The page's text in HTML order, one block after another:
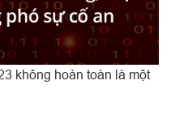
không hoàn toàn là một